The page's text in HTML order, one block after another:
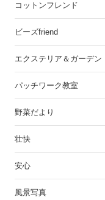
コットンフレンド
ビーズfriend
エクステリア＆ガーデン
パッチワーク教室
野菜だより
壮快
安心
風景写真